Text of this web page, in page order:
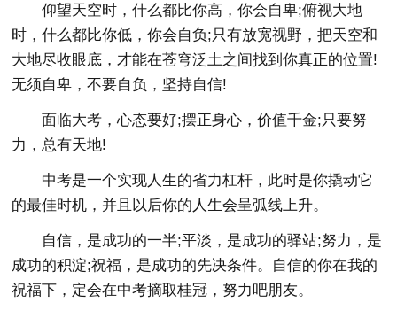
仰望天空时，什么都比你高，你会自卑;俯视大地
时，什么都比你低，你会自负;只有放宽视野，把天空和
大地尽收眼底，才能在苍穹泛土之间找到你真正的位置!
无须自卑，不要自负，坚持自信!
面临大考，心态要好;摆正身心，价值千金;只要努
力，总有天地!
中考是一个实现人生的省力杠杆，此时是你撬动它
的最佳时机，并且以后你的人生会呈弧线上升。
自信，是成功的一半;平淡，是成功的驿站;努力，是
成功的积淀;祝福，是成功的先决条件。自信的你在我的
祝福下，定会在中考摘取桂冠，努力吧朋友。